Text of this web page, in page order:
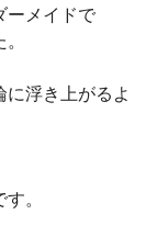
ーメイドで
浮き上がるよ
。